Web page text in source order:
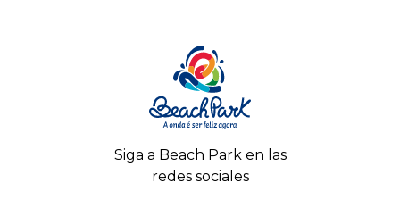
Siga a Beach Park en las
redes sociales